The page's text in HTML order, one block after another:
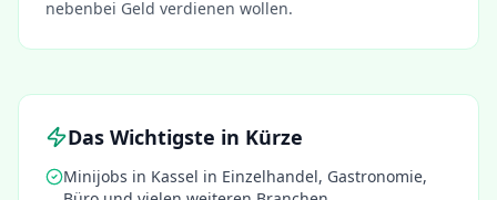
nebenbei Geld verdienen wollen.
Das Wichtigste in Kürze
Minijobs in Kassel in Einzelhandel, Gastronomie,